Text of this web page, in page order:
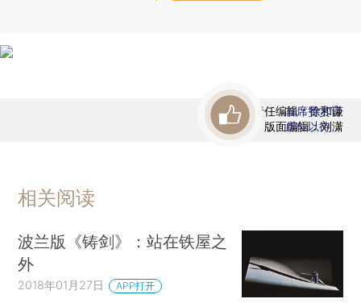
责任编辑：徐和谦
版面编辑：刘潇
首席赞赏官
虚位以待
相关阅读
波兰版《铸剑》：站在铁屋之
外
2018年01月27日 APP打开